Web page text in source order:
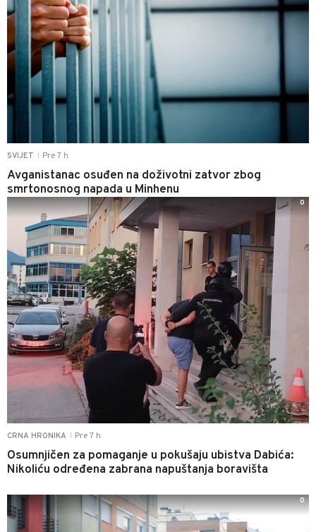
SVIJET Pre 7 h
Avganistanac osuđen na doživotni zatvor zbog
smrtonosnog napada u Minhenu
CRNA HRONIKA Pre 7 h
Osumnjičen za pomaganje u pokušaju ubistva Dabića:
Nikoliću određena zabrana napuštanja boravišta
0
0